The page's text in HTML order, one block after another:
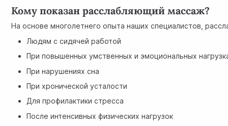
Кому показан расслабляющий массаж?
На основе многолетнего опыта наших специалистов,
Людям с сидячей работой
При повышенных умственных и эмоциональных
При нарушениях сна
При хронической усталости
Для профилактики стресса
После интенсивных физических нагрузок